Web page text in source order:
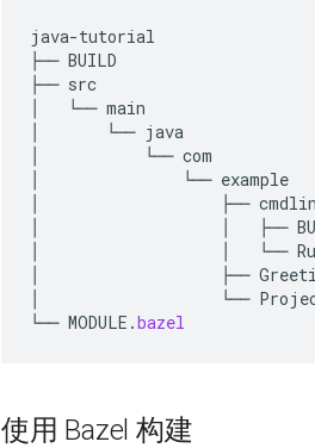
java-tutorial
├── BUILD
├── src
└── main
└── java
└── com
└── example
├──
├──
└──
├──
└──
└── MODULE .bazel
使用 Bazel 构建